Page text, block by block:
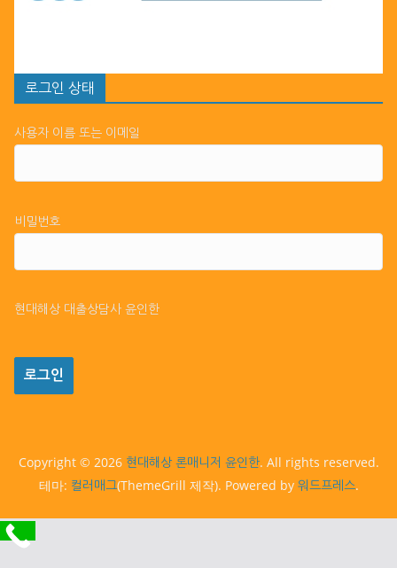
로그인 상태
사용자 이름 또는 이메일
비밀번호
현대해상 대출상담사 윤인한
Copyright © 2026 현대해상 론매니저 윤인한. All rights reserved.
테마: 컬러매그(ThemeGrill 제작). Powered by 워드프레스.